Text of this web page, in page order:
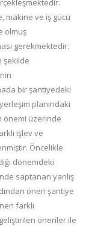
makine ve iş gücü
olmuş
gerekmektedir.
şekilde
bir şantiyedeki
planındaki
önemi üzerinde
işlev ve
Öncelikle
dönemdeki
saptanan yanlış
öneri şantiye
farklı
öneriler ile